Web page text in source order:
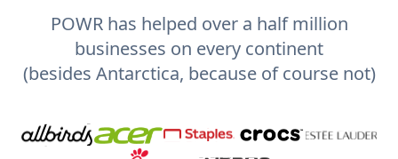
POWR has helped over a half million
businesses on every continent
(besides Antarctica, because of course not)